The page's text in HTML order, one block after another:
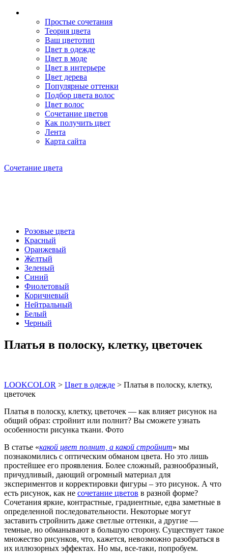
Простые сочетания
Теория цвета
Ваш цветотип
Цвет в одежде
Цвет в моде
Цвет в интерьере
Цвет дерева
Популярные оттенки
Подбор цвета волос
Цвет волос
Сочетание цветов
Как получить цвет
Лента
Карта сайта
Сочетание цвета
Розовые цвета
Красный
Оранжевый
Желтый
Зеленый
Синий
Фиолетовый
Коричневый
Нейтральный
Белый
Черный
Платья в полоску, клетку, цветочек
LOOKCOLOR > Цвет в одежде > Платья в полоску, клетку,
цветочек
Платья в полоску, клетку, цветочек — как влияет рисунок на
общий образ: стройнит или полнит? Вы сможете узнать
особенности рисунка ткани. Фото
В статье «какой цвет полнит, а какой стройнит» мы
познакомились с оптическим обманом цвета. Но это лишь
простейшее его проявления. Более сложный, разнообразный,
причудливый, дающий огромный материал для
экспериментов и корректировки фигуры – это рисунок. А что
есть рисунок, как не сочетание цветов в разной форме?
Сочетания яркие, контрастные, градиентные, едва заметные в
определенной последовательности. Некоторые могут
заставить стройнить даже светлые оттенки, а другие —
темные, но обманывают в большую сторону. Существует такое
множество рисунков, что, кажется, невозможно разобраться в
их иллюзорных эффектах. Но мы, все-таки, попробуем.